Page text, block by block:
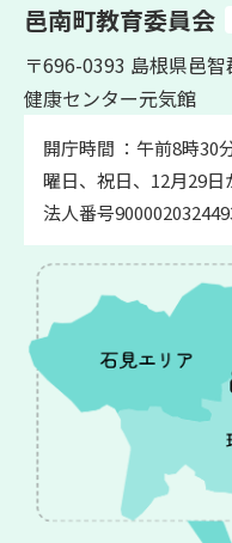
邑南町教育委員会
〒696-0393 島根県邑
健康センター元気館
開庁時間 ：午前8時30
曜日、祝日、12月29日
法人番号